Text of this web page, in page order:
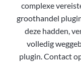
complexe
groothandel
deze hadden,
volledig
plugin. Contact